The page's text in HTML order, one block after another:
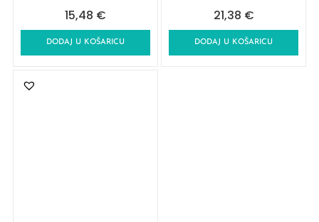
15,48 €
DODAJ U KOŠARICU
21,38 €
DODAJ U KOŠARICU